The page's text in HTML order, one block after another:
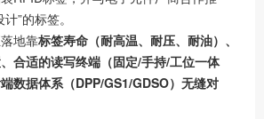
”的标签。
地靠标签寿命（耐高温、耐压、耐油）、
合适的读写终端（固定/手持/工位一体
数据体系（DPP/GS1/GDSO）无缝对